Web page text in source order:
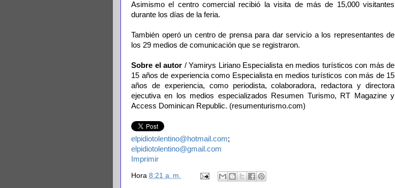
Asimismo el centro comercial recibió la visita de más de 15,000 visitantes
durante los días de la feria.
También operó un centro de prensa para dar servicio a los representantes de
los 29 medios de comunicación que se registraron.
Sobre el autor / Yamirys Liriano Especialista en medios turísticos con más de
15 años de experiencia como Especialista en medios turísticos con más de 15
años de experiencia, como periodista, colaboradora, redactora y directora
ejecutiva en los medios especializados Resumen Turismo, RT Magazine y
Access Dominican Republic. (resumenturismo.com)
elpidiotolentino@hotmail.com;
elpidiotolentino@gmail.com
Imprimir
Hora 8:21 a. m.